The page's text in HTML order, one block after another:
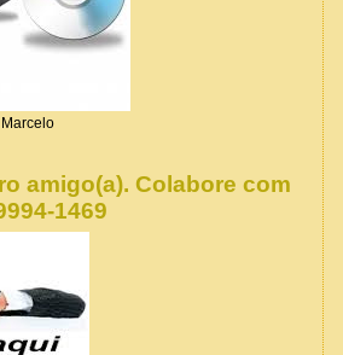
amigo(a). Colabore com
1469